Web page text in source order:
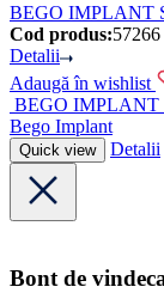
BEGO IMPLANT
Cod produs:57266
Detalii
Adaugă în wishlist
BEGO IMPLANT
Bego Implant
Quick view Detalii
Bont de